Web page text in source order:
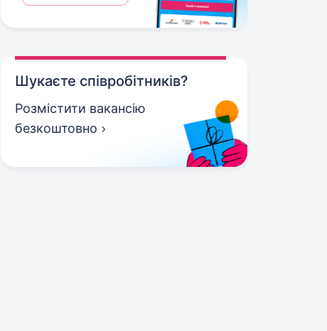
Шукаєте співробітників?
Розмістити вакансію
безкоштовно